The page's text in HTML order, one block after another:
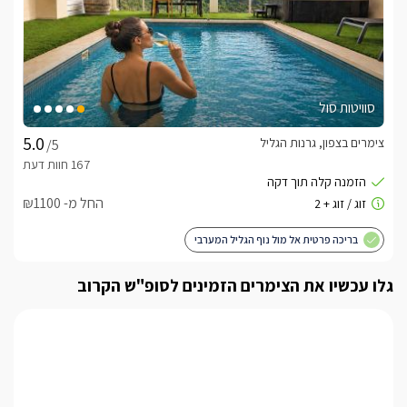
הסוויטות משפחתיות/ זוגיות ויקנו לכם את כל מה שתצטרכו על מנת
להפוך את החופשה למושלמת.
מיקום
בסביבת המתחם  אטרקציות רבות דוגמת רכיבה על סוסים, מסלולי
טיול, טיולי ג'יפים, מסעדות איכותיות, פארקים (ראש הנקרה, מערת
ארוחות
סוויטות סול
/5
צימרים בצפון, גרנות הגליל
החל מ- ₪1100
בריכה פרטית אל מול נוף הגליל המערבי
גלו עכשיו את הצימרים הזמינים לסופ"ש הקרוב